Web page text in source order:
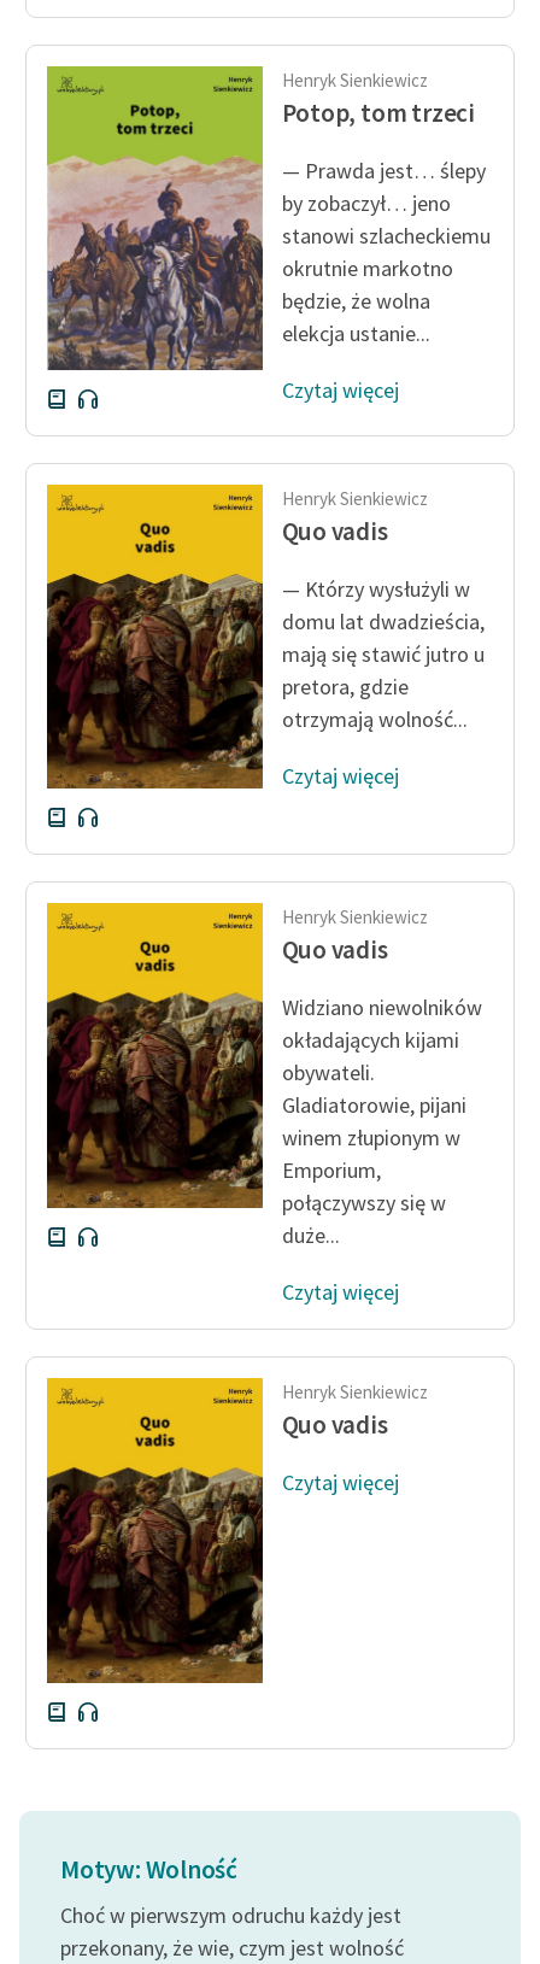
Henryk Sienkiewicz
Potop, tom trzeci
— Prawda jest… ślepy
by zobaczył… jeno
stanowi szlacheckiemu
okrutnie markotno
będzie, że wolna
elekcja ustanie...
Czytaj więcej
Henryk Sienkiewicz
Quo vadis
— Którzy wysłużyli w
domu lat dwadzieścia,
mają się stawić jutro u
pretora, gdzie
otrzymają wolność...
Czytaj więcej
Henryk Sienkiewicz
Quo vadis
Widziano niewolników
okładających kijami
obywateli.
Gladiatorowie, pijani
winem złupionym w
Emporium,
połączywszy się w
duże...
Czytaj więcej
Henryk Sienkiewicz
Quo vadis
Czytaj więcej
Motyw: Wolność
Choć w pierwszym odruchu każdy jest
przekonany, że wie, czym jest wolność